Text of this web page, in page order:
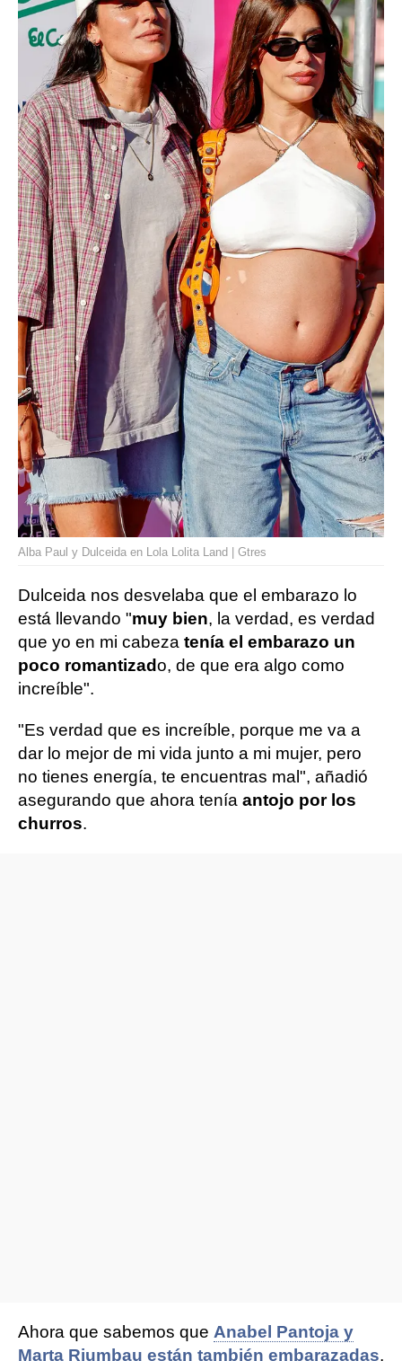
Alba Paul y Dulceida en Lola Lolita Land | Gtres
Dulceida nos desvelaba que el embarazo lo
está llevando "muy bien, la verdad, es verdad
que yo en mi cabeza tenía el embarazo un
poco romantizado, de que era algo como
increíble".
"Es verdad que es increíble, porque me va a
dar lo mejor de mi vida junto a mi mujer, pero
no tienes energía, te encuentras mal", añadió
asegurando que ahora tenía antojo por los
churros.
Ahora que sabemos que Anabel Pantoja y
Marta Riumbau están también embarazadas,